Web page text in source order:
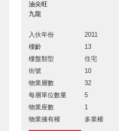
油尖旺
九龍
入伙年份
2011
樓齡
13
樓盤類型
住宅
街號
10
物業層數
32
每層單位數量
5
物業座數
1
物業擁有權
多業權